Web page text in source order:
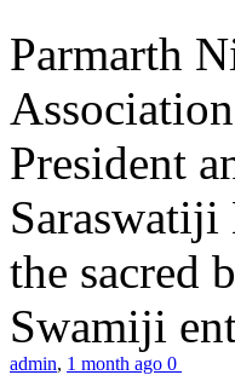
Parmarth
President
the sacred
Swamiji
admin, 1 month ago 0